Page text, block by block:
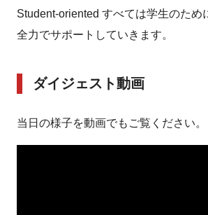
Student-oriented すべては学生のため
全力でサポートしていきます。
ダイジェスト動画
当日の様子を動画でもご覧ください。